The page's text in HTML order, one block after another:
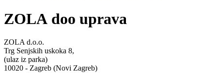
ZOLA doo uprava
ZOLA d.o.o.
Trg Senjskih uskoka 8,
(ulaz iz parka)
10020 - Zagreb (Novi Zagreb)